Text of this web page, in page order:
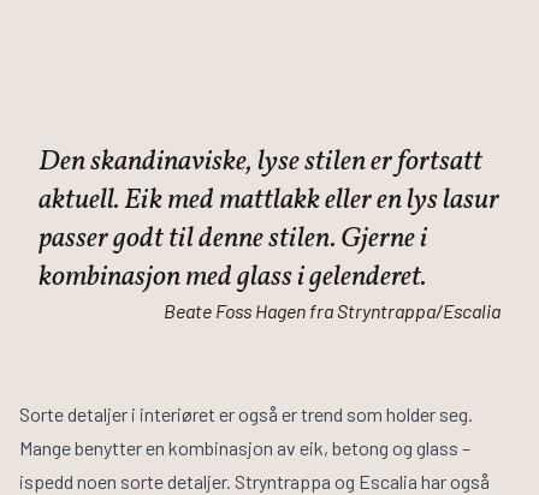
Den skandinaviske, lyse stilen er fortsatt
aktuell. Eik med mattlakk eller en lys lasur
passer godt til denne stilen. Gjerne i
kombinasjon med glass i gelenderet.
Beate Foss Hagen fra Stryntrappa/Escalia
Sorte detaljer i interiøret er også er trend som holder seg.
Mange benytter en kombinasjon av eik, betong og glass –
ispedd noen sorte detaljer. Stryntrappa og Escalia har også